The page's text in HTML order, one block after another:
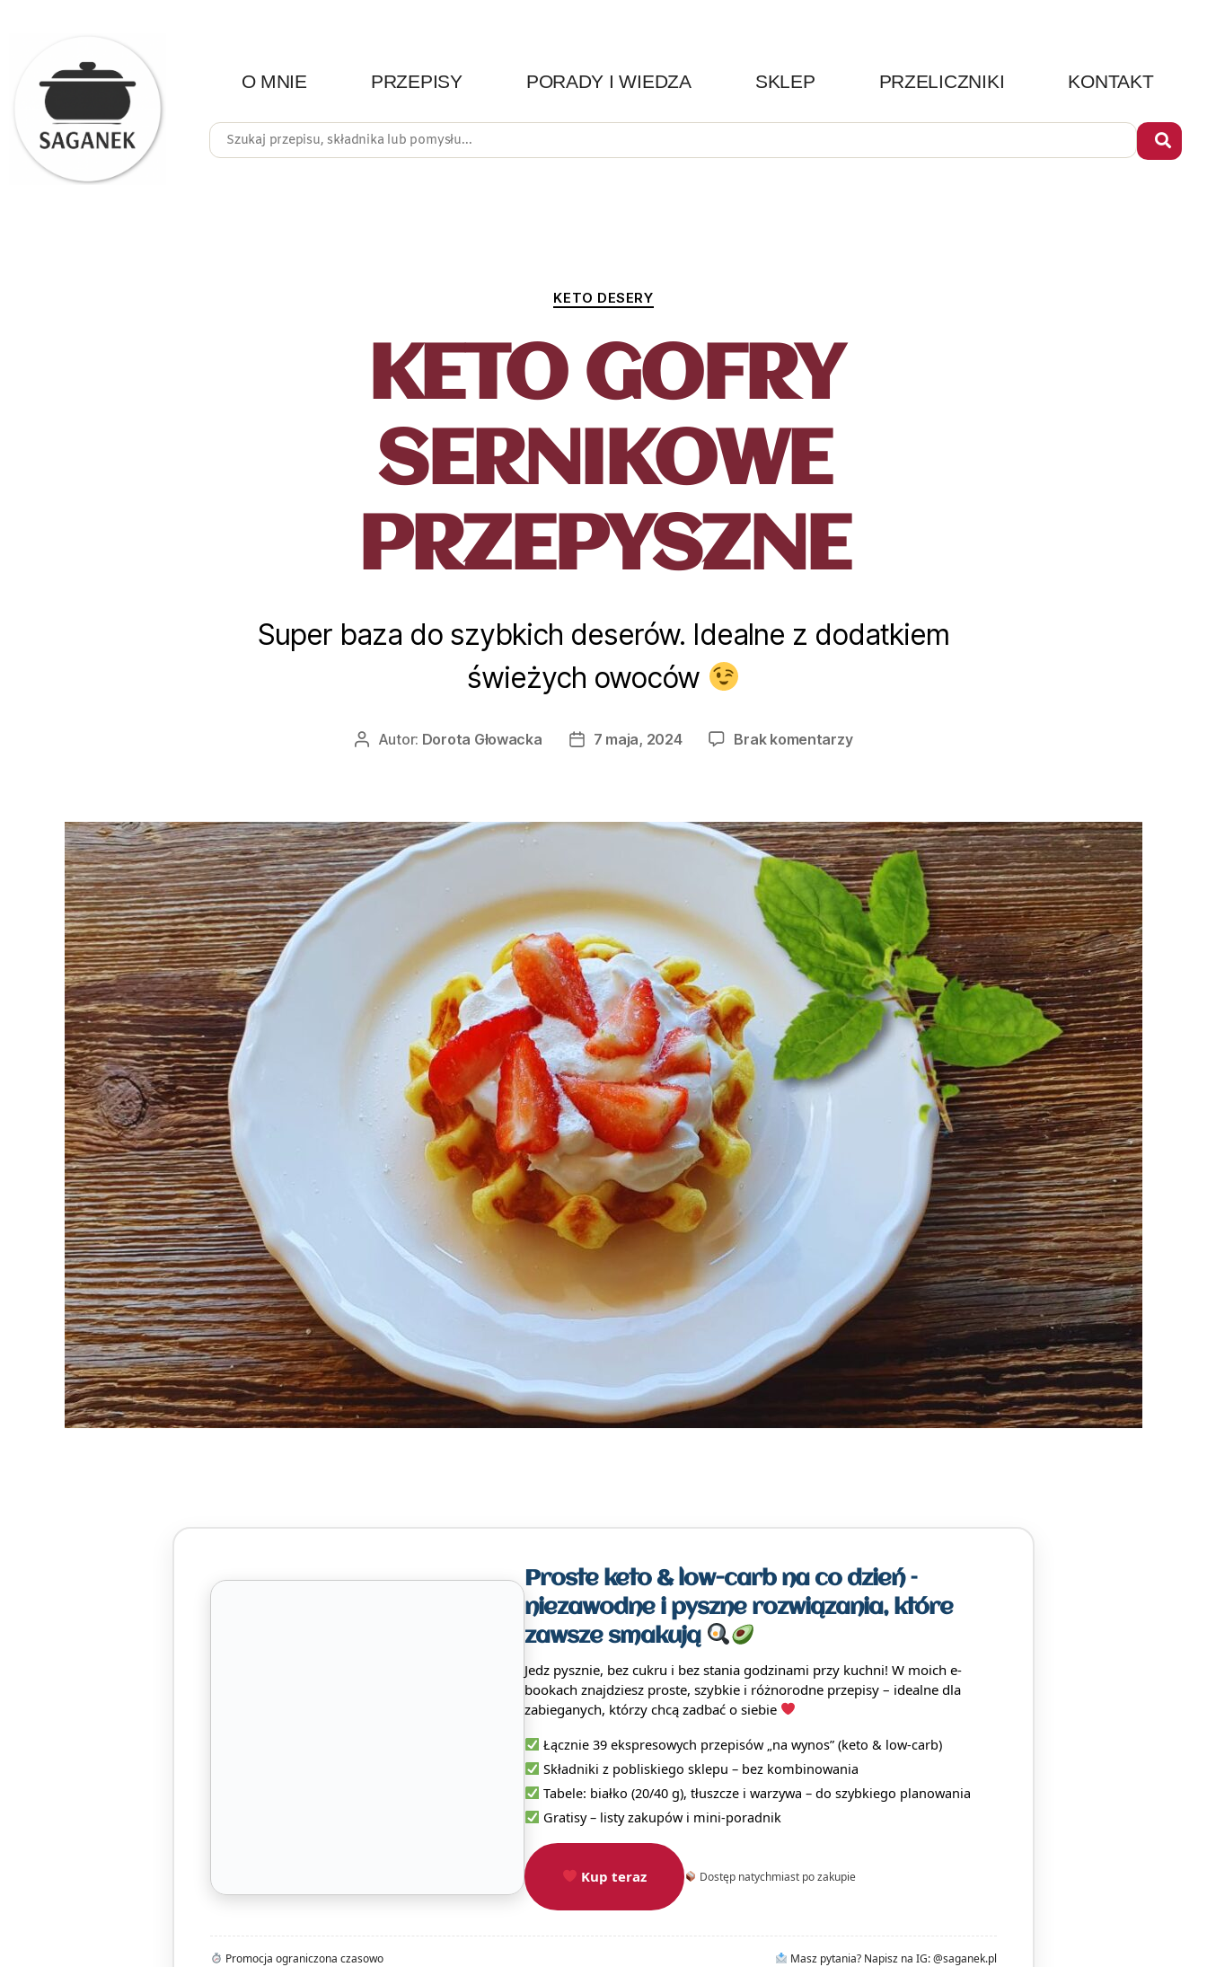
O MNIE PRZEPISY PORADY I WIEDZA SKLEP PRZELICZNIKI KONTAKT
KETO DESERY
KETO GOFRY
SERNIKOWE
PRZEPYSZNE
Super baza do szybkich deserów. Idealne z dodatkiem
świeżych owoców
Autor: Dorota Głowacka 7 maja, 2024 Brak komentarzy
Proste keto & low-carb na co dzień –
niezawodne i pyszne rozwiązania, które
zawsze smakują
Jedz pysznie, bez cukru i bez stania godzinami przy kuchni! W moich e-
bookach znajdziesz proste, szybkie i różnorodne przepisy – idealne dla
zabieganych, którzy chcą zadbać o siebie
Łącznie 39 ekspresowych przepisów „na wynos” (keto & low-carb)
Składniki z pobliskiego sklepu – bez kombinowania
Tabele: białko (20/40 g), tłuszcze i warzywa – do szybkiego planowania
Gratisy – listy zakupów i mini-poradnik
Kup teraz Dostęp natychmiast po zakupie
Promocja ograniczona czasowo Masz pytania? Napisz na IG: @saganek.pl